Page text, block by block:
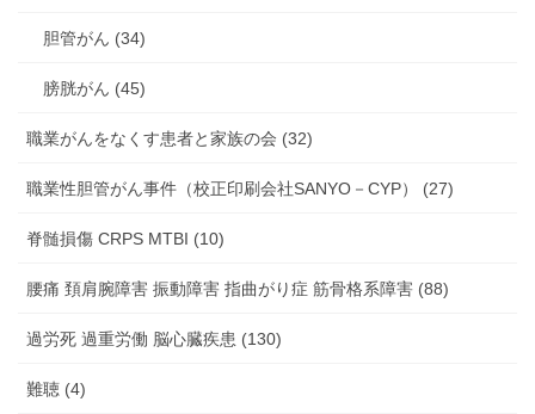
胆管がん (34)
膀胱がん (45)
職業がんをなくす患者と家族の会 (32)
職業性胆管がん事件（校正印刷会社SANYO－CYP） (27)
脊髄損傷 CRPS MTBI (10)
腰痛 頚肩腕障害 振動障害 指曲がり症 筋骨格系障害 (88)
過労死 過重労働 脳心臓疾患 (130)
難聴 (4)